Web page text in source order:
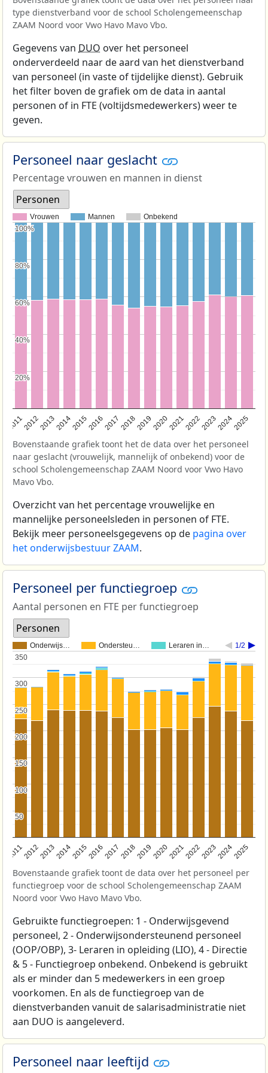
type dienstverband voor de school Scholengemeenschap
ZAAM Noord voor Vwo Havo Mavo Vbo.
Gegevens van DUO over het personeel
onderverdeeld naar de aard van het dienstverband
van personeel (in vaste of tijdelijke dienst). Gebruik
het filter boven de grafiek om de data in aantal
personen of in FTE (voltijdsmedewerkers) weer te
geven.
Personeel naar geslacht
Percentage vrouwen en mannen in dienst
Personen
Vrouwen Mannen Onbekend
201120122013201420152016201720182019202020212022202320242025
20%
20%
40%
40%
60%
60%
80%
80%
100%
100%
Bovenstaande grafiek toont het de data over het personeel
naar geslacht (vrouwelijk, mannelijk of onbekend) voor de
school Scholengemeenschap ZAAM Noord voor Vwo Havo
Mavo Vbo.
Overzicht van het percentage vrouwelijke en
mannelijke personeelsleden in personen of FTE.
Bekijk meer personeelsgegevens op de pagina over
het onderwijsbestuur ZAAM.
Personeel per functiegroep
Aantal personen en FTE per functiegroep
Personen
Onderwijs… Ondersteu… Leraren in… 1/2
201120122013201420152016201720182019202020212022202320242025
50
50
100
100
150
150
200
200
250
250
300
300
350
350
Bovenstaande grafiek toont de data over het personeel per
functiegroep voor de school Scholengemeenschap ZAAM
Noord voor Vwo Havo Mavo Vbo.
Gebruikte functiegroepen: 1 - Onderwijsgevend
personeel, 2 - Onderwijsondersteunend personeel
(OOP/OBP), 3- Leraren in opleiding (LIO), 4 - Directie
& 5 - Functiegroep onbekend. Onbekend is gebruikt
als er minder dan 5 medewerkers in een groep
voorkomen. En als de functiegroep van de
dienstverbanden vanuit de salarisadministratie niet
aan DUO is aangeleverd.
Personeel naar leeftijd